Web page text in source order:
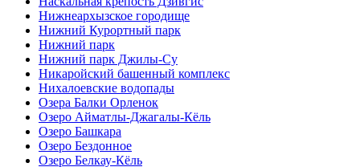
Нижнеархызское городище
Нижний Курортный парк
Нижний парк
Нижний парк Джилы-Су
Никаройский башенный комплекс
Нихалоевские водопады
Озера Балки Орленок
Озеро Айматлы-Джагалы-Кёль
Озеро Башкара
Озеро Бездонное
Озеро Белкау-Кёль